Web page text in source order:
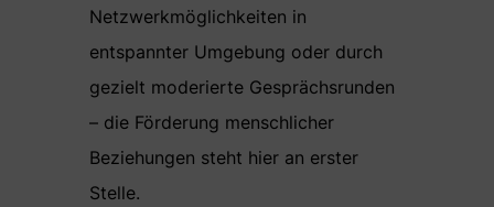
Netzwerkmöglichkeiten in
entspannter Umgebung oder durch
gezielt moderierte Gesprächsrunden
– die Förderung menschlicher
Beziehungen steht hier an erster
Stelle.